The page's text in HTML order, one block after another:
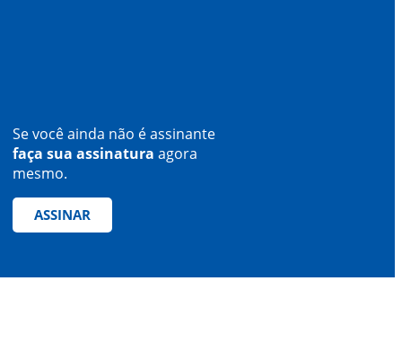
Se você ainda não é assinante
faça sua assinatura agora
mesmo.
ASSINAR